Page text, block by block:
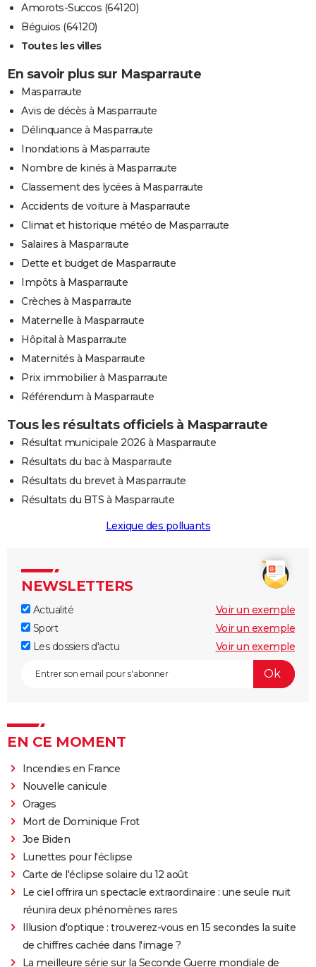
Amorots-Succos (64120)
Béguios (64120)
Toutes les villes
En savoir plus sur Masparraute
Masparraute
Avis de décès à Masparraute
Délinquance à Masparraute
Inondations à Masparraute
Nombre de kinés à Masparraute
Classement des lycées à Masparraute
Accidents de voiture à Masparraute
Climat et historique météo de Masparraute
Salaires à Masparraute
Dette et budget de Masparraute
Impôts à Masparraute
Crèches à Masparraute
Maternelle à Masparraute
Hôpital à Masparraute
Maternités à Masparraute
Prix immobilier à Masparraute
Référendum à Masparraute
Tous les résultats officiels à Masparraute
Résultat municipale 2026 à Masparraute
Résultats du bac à Masparraute
Résultats du brevet à Masparraute
Résultats du BTS à Masparraute
Lexique des polluants
NEWSLETTERS
Actualité
Voir un exemple
Sport
Voir un exemple
Les dossiers d'actu
Voir un exemple
EN CE MOMENT
Incendies en France
Nouvelle canicule
Orages
Mort de Dominique Frot
Joe Biden
Lunettes pour l'éclipse
Carte de l'éclipse solaire du 12 août
Le ciel offrira un spectacle extraordinaire : une seule nuit
réunira deux phénomènes rares
Illusion d'optique : trouverez-vous en 15 secondes la suite
de chiffres cachée dans l'image ?
La meilleure série sur la Seconde Guerre mondiale de